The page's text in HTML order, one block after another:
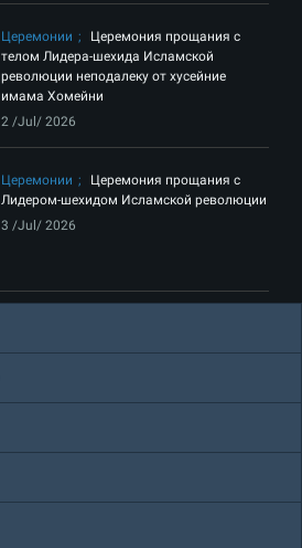
Церемонии
Церемония прощания с
телом Лидера-шехида Исламской
революции неподалеку от хусейние
имама Хомейни
2 /Jul/ 2026
Церемонии
Церемония прощания с
Лидером-шехидом Исламской революции
3 /Jul/ 2026